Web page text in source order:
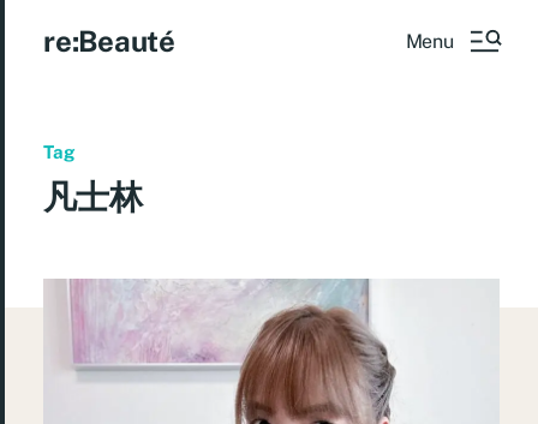
re:Beauté Menu
Tag
凡士林